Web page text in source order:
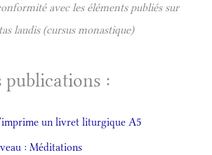
avec les éléments publiés sur
laudis (cursus monastique)
publications :
un livret liturgique A5
: Méditations